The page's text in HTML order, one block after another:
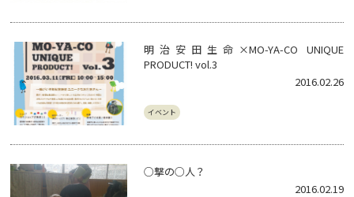
明治安田生命×MO-YA-CO UNIQUE
PRODUCT! vol.3
2016.02.26
イベント
○撃の○人？
2016.02.19